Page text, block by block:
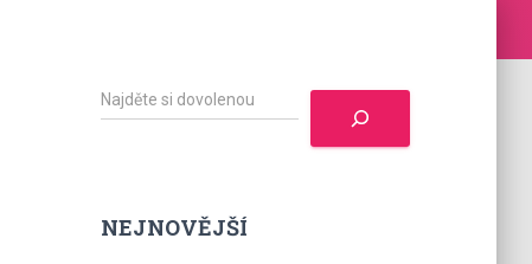
H
l
tNEJNOVĚJŠÍ